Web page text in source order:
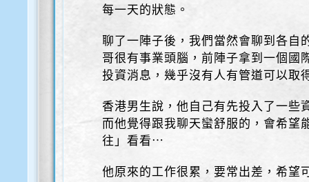
每一天的狀態。
聊了一陣子後，我們當然會聊到各自
哥很有事業頭腦，前陣子拿到一個國
投資消息，幾乎沒有人有管道可以取
香港男生說，他自己有先投入了一些
而他覺得跟我聊天蠻舒服的，會希望
往」看看⋯
他原來的工作很累，要常出差，希望